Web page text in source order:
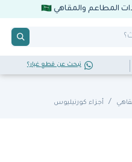
المطاعم والمقاهي
تبحث عن قطع غيار؟
أجزاء كورنيليوس